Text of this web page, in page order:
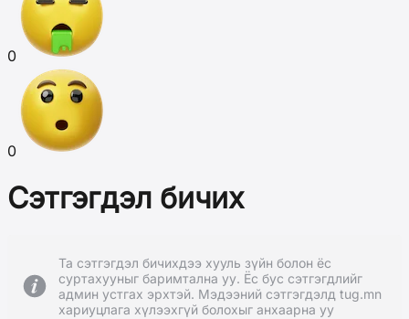
0
0
Сэтгэгдэл бичих
Та сэтгэгдэл бичихдээ хууль зүйн болон ёс
суртахууныг баримтална уу. Ёс бус сэтгэгдлийг
админ устгах эрхтэй. Мэдээний сэтгэгдэлд tug.mn
хариуцлага хүлээхгүй болохыг анхаарна уу